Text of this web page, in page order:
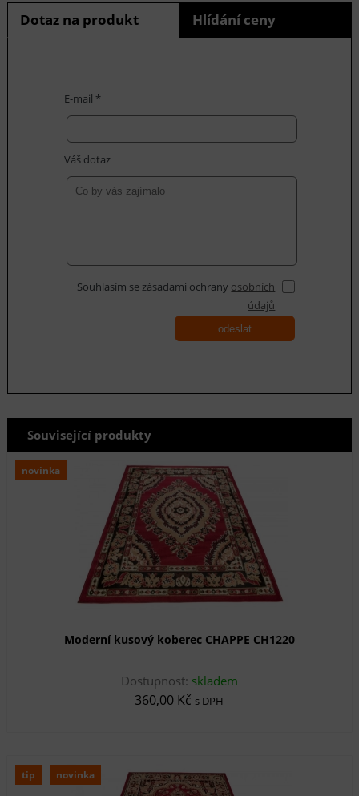
Dotaz na produkt Hlídání ceny
E-mail *
Váš dotaz
Souhlasím se zásadami ochrany osobních
údajů
odeslat
Související produkty
novinka
Moderní kusový koberec CHAPPE CH1220
Dostupnost: skladem
360,00 Kč s DPH
tip novinka